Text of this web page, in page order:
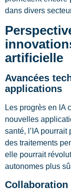
dans divers
artificielle
Avancées
applications
Les progrès en IA
nouvelles
santé, l’IA
des traitements
elle pourrait
autonomes plus